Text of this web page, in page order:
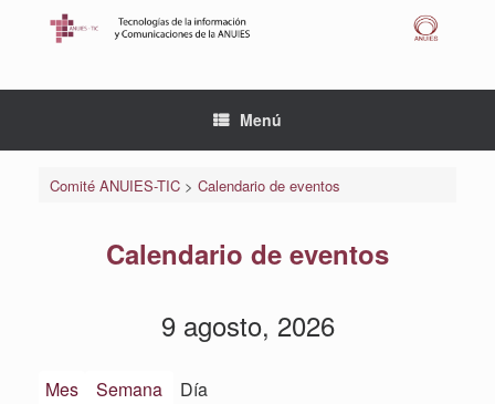
Menú
Comité ANUIES-TIC> Calendario de eventos
Calendario de eventos
9 agosto, 2026
Mes Semana Día